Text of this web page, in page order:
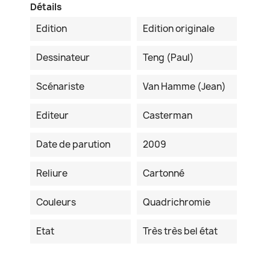
Détails
Edition
Edition originale
Dessinateur Teng (Paul)
Scénariste Van Hamme (Jean)
Editeur Casterman
Date de parution 2009
Reliure Cartonné
Couleurs Quadrichromie
Etat Très très bel état